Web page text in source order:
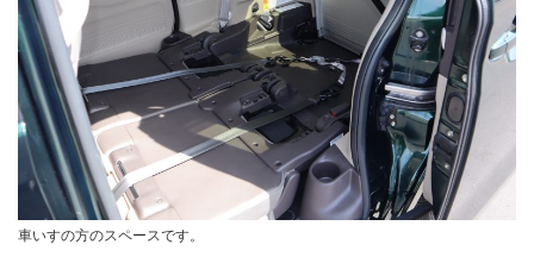
車いすの方のスペースです。